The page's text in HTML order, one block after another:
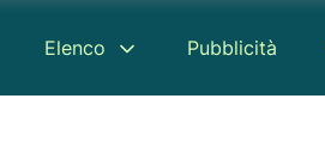
Elenco Pubblicità